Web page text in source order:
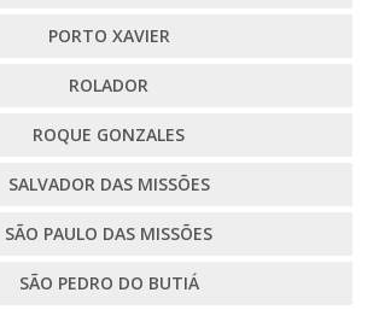
PORTO XAVIER
ROLADOR
ROQUE GONZALES
SALVADOR DAS MISSÕES
SÃO PAULO DAS MISSÕES
SÃO PEDRO DO BUTIÁ